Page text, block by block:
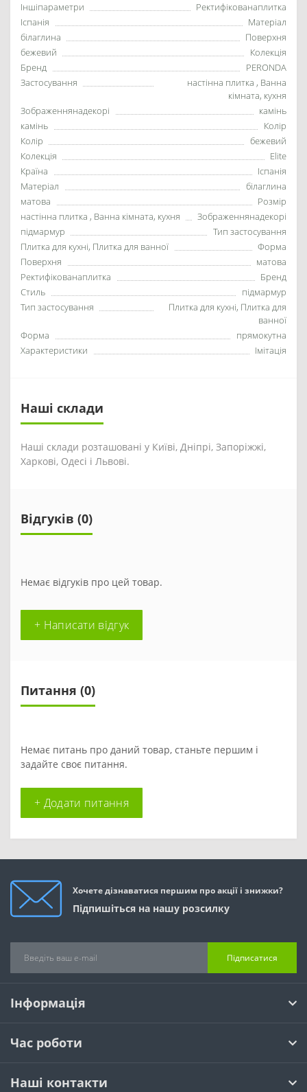
Іншіпараметри
Ректифікованаплитка
Іспанія
Матеріал
білаглина
Поверхня
бежевий
Колекція
Бренд
PERONDA
Застосування
настінна плитка , Ванна
кімната, кухня
Зображеннянадекорі
камінь
камінь
Колір
Колір
бежевий
Колекція
Elite
Країна
Іспанія
Матеріал
білаглина
матова
Розмір
настінна плитка , Ванна кімната, кухня
Зображеннянадекорі
підмармур
Тип застосування
Плитка для кухні, Плитка для ванної
Форма
Поверхня
матова
Ректифікованаплитка
Бренд
Стиль
підмармур
Тип застосування
Плитка для кухні, Плитка для
ванної
Форма
прямокутна
Характеристики
Імітація
Наші склади
Наші склади розташовані у Київі, Дніпрі, Запоріжжі,
Харкові, Одесі і Львові.
Відгуків (0)
Немає відгуків про цей товар.
+ Написати відгук
Питання (0)
Немає питань про даний товар, станьте першим і
задайте своє питання.
+ Додати питання
Хочете дізнаватися першим про акції і знижки?
Підпишіться на нашу розсилку
Підписатися
Інформація
Час роботи
Наші контакти